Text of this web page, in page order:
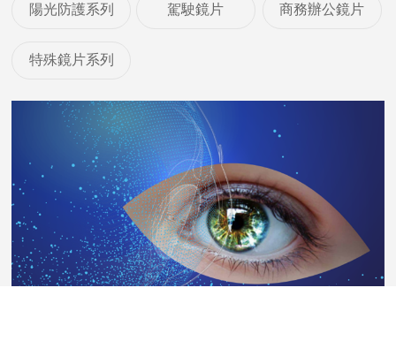
陽光防護系列 駕駛鏡片 商務辦公鏡片
特殊鏡片系列